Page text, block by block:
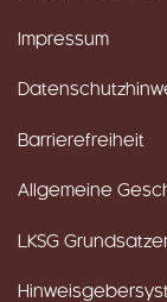
Impressum
Barrierefreiheit
Allgemeine
LKSG